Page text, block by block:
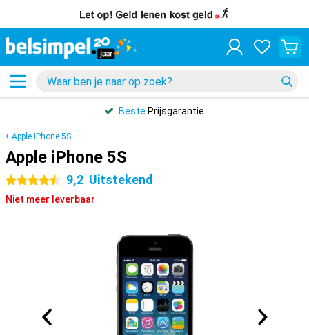
Beste Prijsgarantie
Apple iPhone 5S
Apple iPhone 5S
4.5 sterren 9,2 Uitstekend
Niet meer leverbaar